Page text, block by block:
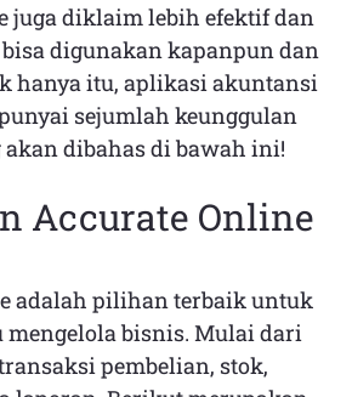
juga diklaim lebih efektif dan
digunakan kapanpun dan
hanya itu, aplikasi akuntansi
sejumlah keunggulan
akan dibahas di bawah ini!
Accurate Online
adalah pilihan terbaik untuk
mengelola bisnis. Mulai dari
pembelian, stok,